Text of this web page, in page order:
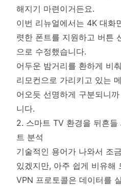
해지기 마련이거든요.
이번 리뉴얼에서는 4K 대화
렷한 폰트를 지원하고 버튼
으로 수정했습니다.
어두운 밤거리를 환하게 비
리모컨으로 가리키고 있는
어오듯 선명하게 구분되니
니다.
2. 스마트 TV 환경을 뒤흔
트 분석
기술적인 용어가 나와서 조
있겠지만, 아주 쉽게 비유해
VPN 프로토콜은 데이터를